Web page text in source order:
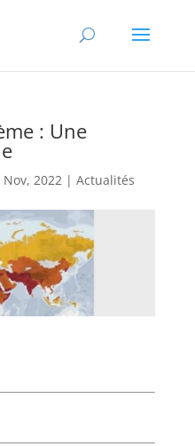
: Une
Nov, 2022| Actualités